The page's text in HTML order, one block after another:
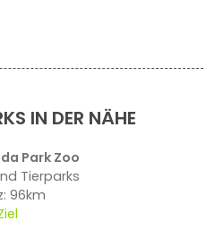
IN DER NÄHE
Park Zoo
Tierparks
96km